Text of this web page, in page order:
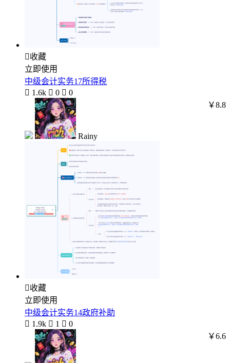
收藏
立即使用
中级会计实务17所得税
 1.6k  0  0
Rainy
￥8.8
收藏
立即使用
中级会计实务14政府补助
 1.9k  1  0
￥6.6